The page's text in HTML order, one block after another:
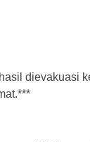
dievakuasi